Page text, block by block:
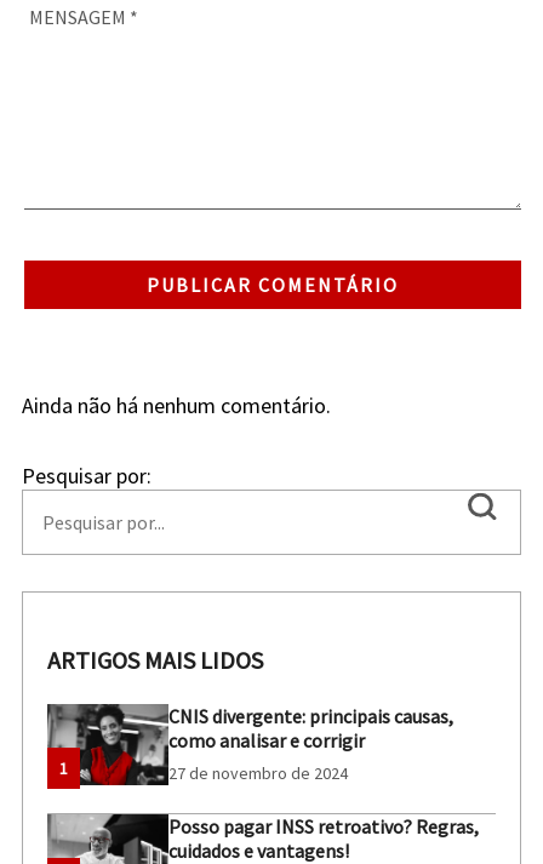
Ainda não há nenhum comentário.
Pesquisar por:
ARTIGOS MAIS LIDOS
1
CNIS divergente: principais causas,
como analisar e corrigir
27 de novembro de 2024
Posso pagar INSS retroativo? Regras,
cuidados e vantagens!